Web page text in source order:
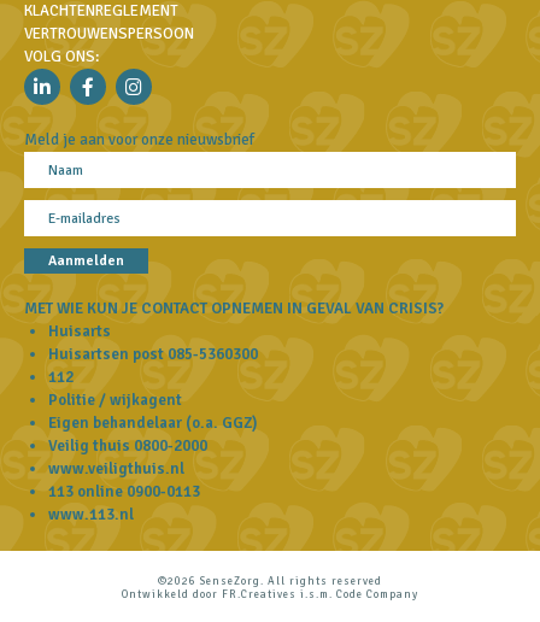
KLACHTENREGLEMENT
VERTROUWENSPERSOON
VOLG ONS:
Meld je aan voor onze nieuwsbrief
Aanmelden
MET WIE KUN JE CONTACT OPNEMEN IN GEVAL VAN CRISIS?
Huisarts
Huisartsen post 085-5360300
112
Politie / wijkagent
Eigen behandelaar (o.a. GGZ)
Veilig thuis 0800-2000
www.veiligthuis.nl
113 online 0900-0113
www.113.nl
©2026 SenseZorg. All rights reserved
Ontwikkeld door FR.Creatives i.s.m. Code Company